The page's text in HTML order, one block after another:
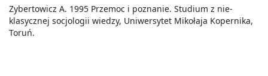
Zybertowicz A. 1995 Przemoc i poznanie. Studium z nie-
klasycznej socjologii wiedzy, Uniwersytet Mikołaja Kopernika,
Toruń.